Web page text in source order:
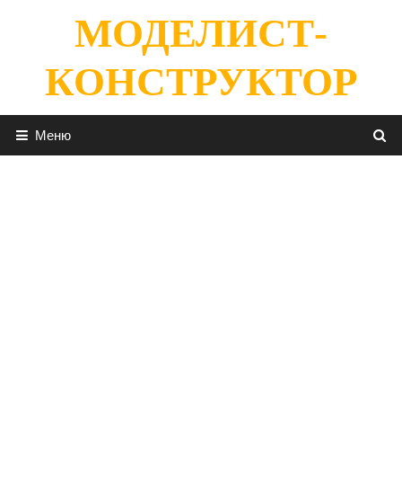
содержимомуМОДЕЛИСТ-
КОНСТРУКТОР
Меню